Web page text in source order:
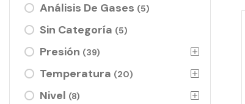
Análisis De Gases (5)
Sin Categoría (5)
Presión (39)
Temperatura (20)
Nivel (8)